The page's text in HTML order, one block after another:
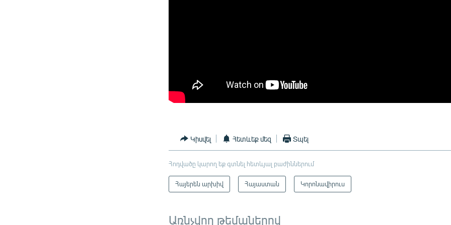
Կիսվել Հետևեք մեզ Տպել
Հոդվածը կարող եք գտնել հետևյալ բաժիններում
Հայերեն արխիվ Հայաստան Կորոնավիրուս
Առնչվող թեմաներով